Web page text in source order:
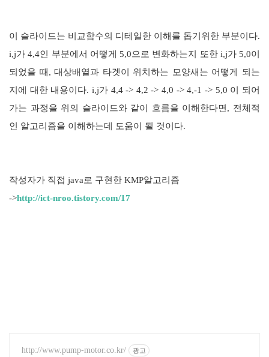
이 슬라이드는 비교함수의 디테일한 이해를 돕기위한 부분이다.
i,j가 4,4인 부분에서 어떻게 5,0으로 변화하는지 또한 i,j가 5,0이
되었을 때, 대상배열과 타겟이 위치하는 모양새는 어떻게 되는
지에 대한 내용이다. i,j가 4,4 -> 4,2 -> 4,0 -> 4,-1 -> 5,0 이 되어
가는 과정을 위의 슬라이드와 같이 흐름을 이해한다면, 전체적
인 알고리즘을 이해하는데 도움이 될 것이다.
작성자가 직접 java로 구현한 KMP알고리즘
->http://ict-nroo.tistory.com/17
http://www.pump-motor.co.kr/ 광고